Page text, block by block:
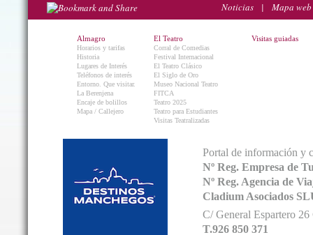
Noticias | Mapa web
Almagro
Horarios y tarifas
Historia
Lugares de Interés
Teléfonos de interés
Entorno. Que visitar.
La Berenjena
Encaje de bolillos
Mapa / Callejero
El Teatro
Corral de Comedias
Festival Internacional
El Teatro Clásico
El Siglo de Oro
Museo Nacional Teatro
FITCA
Teatro 2025
Teatro para Estudiantes
Visitas Teatralizadas
Visitas guiadas
Portal de información y
Nº Reg. Empresa de
Nº Reg. Agencia de
Cladium Asociados
C/ General Espartero
T.926 850 371